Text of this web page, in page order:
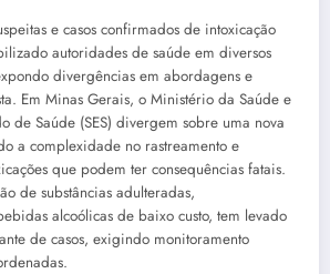
e casos confirmados de intoxicação
autoridades de saúde em diversos
divergências em abordagens e
Em Minas Gerais, o Ministério da Saúde e
de Saúde (SES) divergem sobre uma nova
a complexidade no rastreamento e
que podem ter consequências fatais.
de substâncias adulteradas,
alcoólicas de baixo custo, tem levado
de casos, exigindo monitoramento